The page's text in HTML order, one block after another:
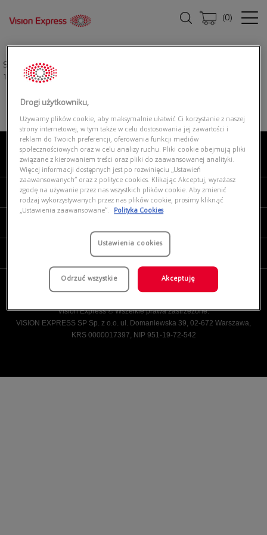
(0)
Strona główna|
172883
O NAS
MOJE VISION EXPRESS
Vision Express © Wszelkie prawa zastrzeżone.
VISION EXPRESS SP Sp. z o.o. ul. Domaniewska 39, 02-672 Warszawa,
KRS 0000017397, NIP 951-19-72-542
Drogi użytkowniku,
Używamy plików cookie, aby maksymalnie ułatwić Ci korzystanie z naszej
strony internetowej, w tym także w celu dostosowania jej zawartości i
reklam do Twoich preferencji, oferowania funkcji mediów
społecznościowych oraz w celu analizy ruchu. Pliki cookie obejmują pliki
związane z kierowaniem treści oraz pliki do zaawansowanej analityki.
Więcej informacji dostępnych jest po rozwinięciu „Ustawień
zaawansowanych” oraz z polityce cookies. Klikając Akceptuj, wyrażasz
zgodę na używanie przez nas wszystkich plików cookie. Aby zmienić
rodzaj wykorzystywanych przez nas plików cookie, prosimy kliknąć
„Ustawienia zaawansowane”.
Polityka Cookies
Ustawienia cookies
Odrzuć wszystkie Akceptuję